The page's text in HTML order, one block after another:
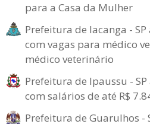
para a Casa da Mulher
Prefeitura de Iacanga -
com vagas para médico
médico veterinário
Prefeitura de Ipaussu -
com salários de até R$
Prefeitura de Guarulhos -